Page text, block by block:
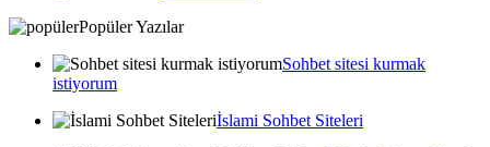
Popüler Yazılar
Sohbet sitesi kurmak
istiyorum
İslami Sohbet Siteleri